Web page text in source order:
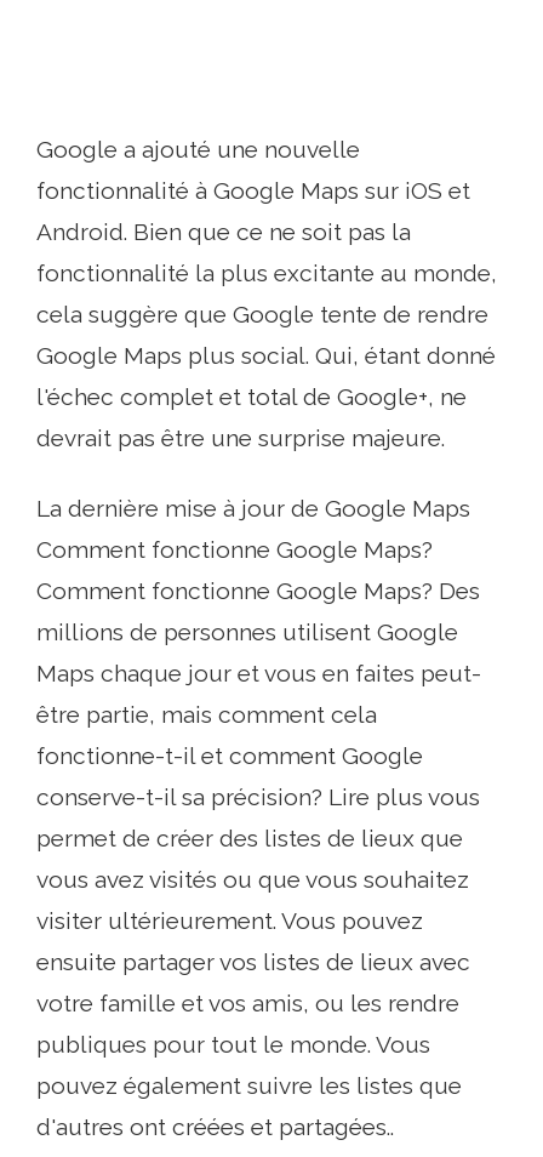
Google a ajouté une nouvelle
fonctionnalité à Google Maps sur iOS et
Android. Bien que ce ne soit pas la
fonctionnalité la plus excitante au monde,
cela suggère que Google tente de rendre
Google Maps plus social. Qui, étant donné
l'échec complet et total de Google+, ne
devrait pas être une surprise majeure.
La dernière mise à jour de Google Maps
Comment fonctionne Google Maps?
Comment fonctionne Google Maps? Des
millions de personnes utilisent Google
Maps chaque jour et vous en faites peut-
être partie, mais comment cela
fonctionne-t-il et comment Google
conserve-t-il sa précision? Lire plus vous
permet de créer des listes de lieux que
vous avez visités ou que vous souhaitez
visiter ultérieurement. Vous pouvez
ensuite partager vos listes de lieux avec
votre famille et vos amis, ou les rendre
publiques pour tout le monde. Vous
pouvez également suivre les listes que
d'autres ont créées et partagées..